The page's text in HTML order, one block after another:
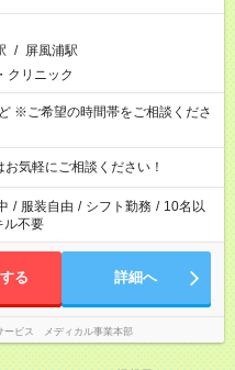
/ 屏風浦駅
クリニック
※ご希望の時間帯をご相談くださ
気軽にご相談ください！
/ 服装自由 / シフト勤務 / 10名以
ル不要
る 詳細へ
ービス メディカル事業本部